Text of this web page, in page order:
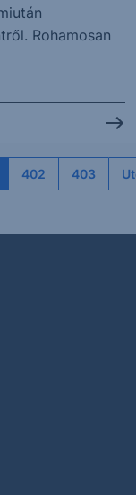
Rohamosan
402 403